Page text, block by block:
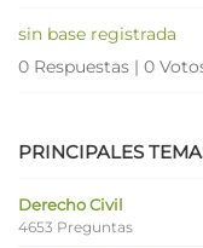
sin base registrada
0 Respuestas | 0
PRINCIPALES
Derecho Civil
4653 Preguntas